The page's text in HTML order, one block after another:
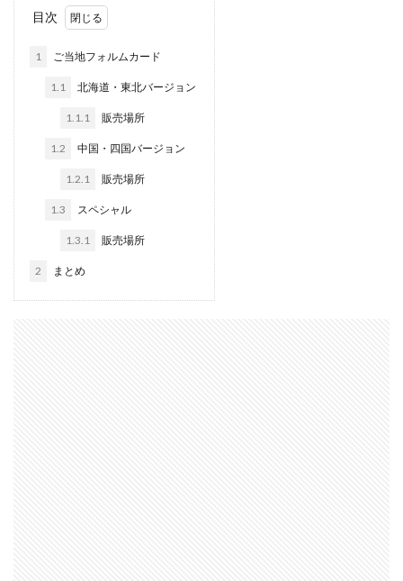
目次
1 ご当地フォルムカード
1.1 北海道・東北バージョン
1.1.1 販売場所
1.2 中国・四国バージョン
1.2.1 販売場所
1.3 スペシャル
1.3.1 販売場所
2 まとめ